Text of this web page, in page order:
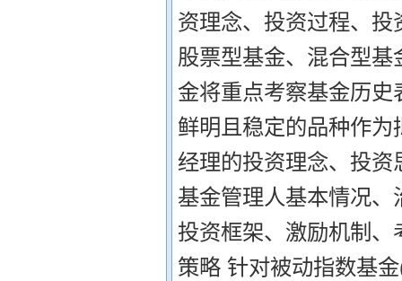
资理念、投资过程、
股票型基金、混合型
金将重点考察基金历
鲜明且稳定的品种作
经理的投资理念、投
基金管理人基本情况
投资框架、激励机制
策略 针对被动指数基